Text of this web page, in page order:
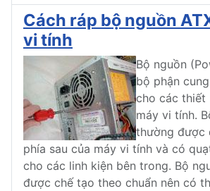
Cách ráp bộ nguồn
vi tính
Bộ nguồn
bộ phận
cho các thiết
máy vi tính.
thường được
phía sau của máy vi tính và có
cho các linh kiện bên trong. Bộ
được chế tạo theo chuẩn nên có